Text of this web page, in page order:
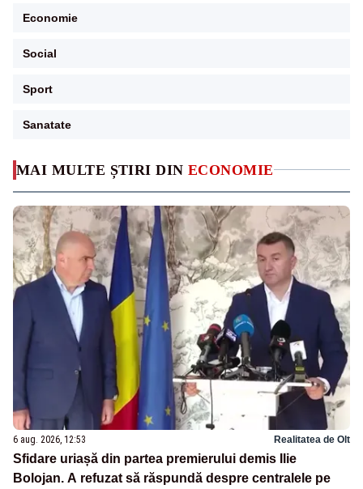
MAI MULTE ȘTIRI DIN ECONOMIE
6 aug. 2026, 12:53 Realitatea de Olt
Sfidare uriașă din partea premierului demis Ilie
Bolojan. A refuzat să răspundă despre centralele pe
Economie
Social
Sport
Sanatate